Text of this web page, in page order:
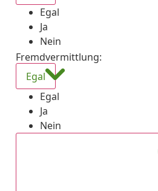
Egal
Ja
Nein
Fremdvermittlung:
Egal
Egal
Ja
Nein